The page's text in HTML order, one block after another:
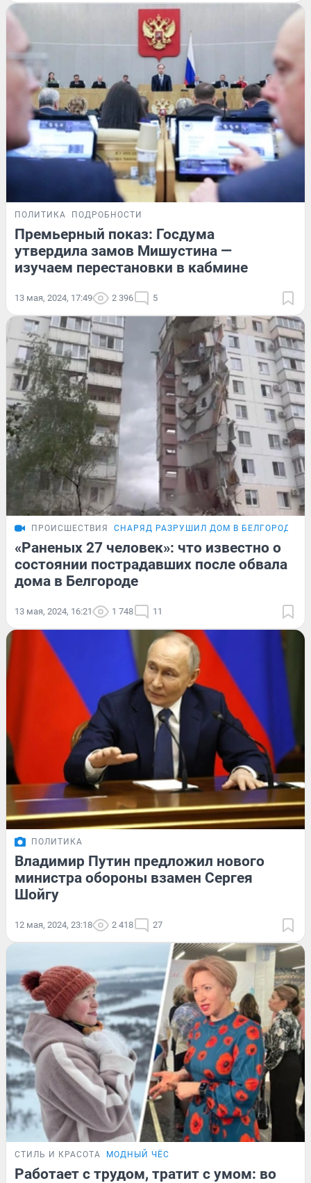
ПОЛИТИКА ПОДРОБНОСТИ
Премьерный показ: Госдума
утвердила замов Мишустина —
изучаем перестановки в кабмине
13 мая, 2024, 17:49 2 396 5
ПРОИСШЕСТВИЯ СНАРЯД РАЗРУШИЛ ДОМ В БЕЛГОРОДЕ
«Раненых 27 человек»: что известно о
состоянии пострадавших после обвала
дома в Белгороде
13 мая, 2024, 16:21 1 748 11
ПОЛИТИКА
Владимир Путин предложил нового
министра обороны взамен Сергея
Шойгу
12 мая, 2024, 23:18 2 418 27
СТИЛЬ И КРАСОТА МОДНЫЙ ЧЁС
Работает с трудом, тратит с умом: во